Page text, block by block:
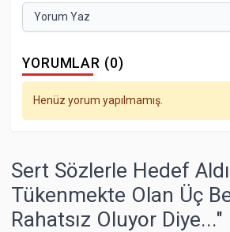
Yorum Yaz
YORUMLAR (0)
Henüz yorum yapılmamış.
Sert Sözlerle Hedef
Tükenmekte Olan Üç
Rahatsız Oluyor Diye..."